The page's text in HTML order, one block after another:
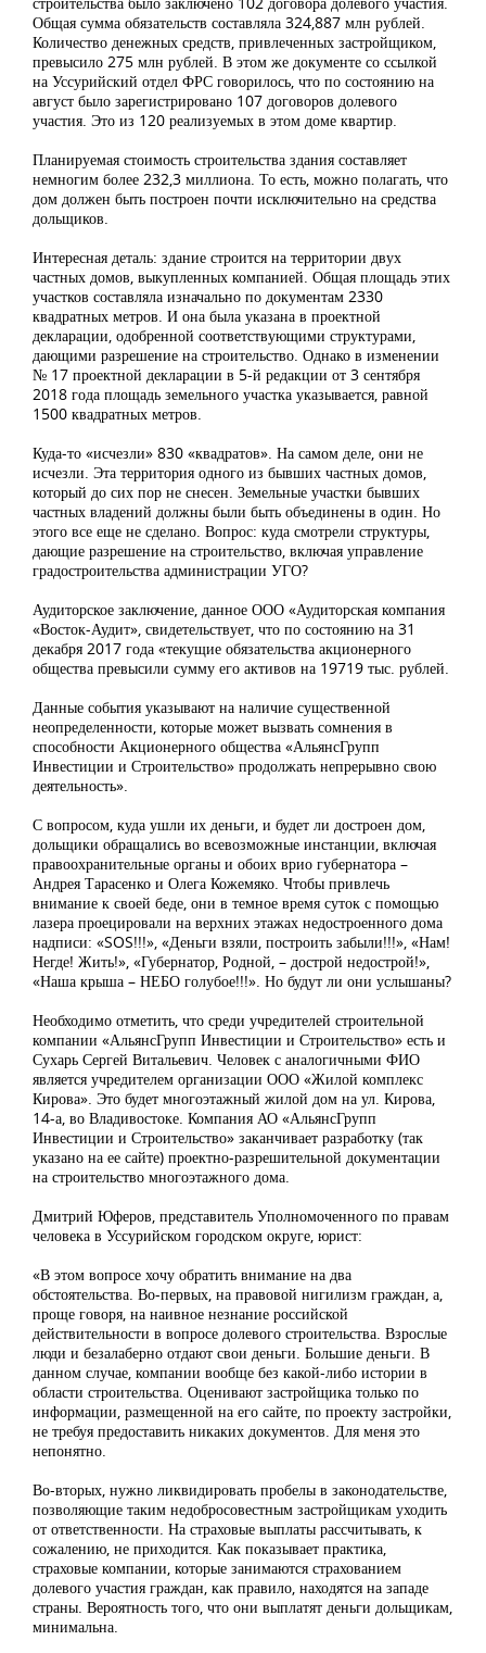
Общая сумма обязательств составляла 324,887 млн рублей.
Количество денежных средств, привлеченных застройщиком,
превысило 275 млн рублей. В этом же документе со ссылкой
на Уссурийский отдел ФРС говорилось, что по состоянию на
август было зарегистрировано 107 договоров долевого
участия. Это из 120 реализуемых в этом доме квартир.
Планируемая стоимость строительства здания составляет
немногим более 232,3 миллиона. То есть, можно полагать, что
дом должен быть построен почти исключительно на средства
дольщиков.
Интересная деталь: здание строится на территории двух
частных домов, выкупленных компанией. Общая площадь этих
участков составляла изначально по документам 2330
квадратных метров. И она была указана в проектной
декларации, одобренной соответствующими структурами,
дающими разрешение на строительство. Однако в изменении
№ 17 проектной декларации в 5-й редакции от 3 сентября
2018 года площадь земельного участка указывается, равной
1500 квадратных метров.
Куда-то «исчезли» 830 «квадратов». На самом деле, они не
исчезли. Эта территория одного из бывших частных домов,
который до сих пор не снесен. Земельные участки бывших
частных владений должны были быть объединены в один. Но
этого все еще не сделано. Вопрос: куда смотрели структуры,
дающие разрешение на строительство, включая управление
градостроительства администрации УГО?
Аудиторское заключение, данное ООО «Аудиторская компания
«Восток-Аудит», свидетельствует, что по состоянию на 31
декабря 2017 года «текущие обязательства акционерного
общества превысили сумму его активов на 19719 тыс. рублей.
Данные события указывают на наличие существенной
неопределенности, которые может вызвать сомнения в
способности Акционерного общества «АльянсГрупп
Инвестиции и Строительство» продолжать непрерывно свою
деятельность».
С вопросом, куда ушли их деньги, и будет ли достроен дом,
дольщики обращались во всевозможные инстанции, включая
правоохранительные органы и обоих врио губернатора –
Андрея Тарасенко и Олега Кожемяко. Чтобы привлечь
внимание к своей беде, они в темное время суток с помощью
лазера проецировали на верхних этажах недостроенного дома
надписи: «SOS!!!», «Деньги взяли, построить забыли!!!», «Нам!
Негде! Жить!», «Губернатор, Родной, – дострой недострой!»,
«Наша крыша – НЕБО голубое!!!». Но будут ли они услышаны?
Необходимо отметить, что среди учредителей строительной
компании «АльянсГрупп Инвестиции и Строительство» есть и
Сухарь Сергей Витальевич. Человек с аналогичными ФИО
является учредителем организации ООО «Жилой комплекс
Кирова». Это будет многоэтажный жилой дом на ул. Кирова,
14-а, во Владивостоке. Компания АО «АльянсГрупп
Инвестиции и Строительство» заканчивает разработку (так
указано на ее сайте) проектно-разрешительной документации
на строительство многоэтажного дома.
Дмитрий Юферов, представитель Уполномоченного по правам
человека в Уссурийском городском округе, юрист:
«В этом вопросе хочу обратить внимание на два
обстоятельства. Во-первых, на правовой нигилизм граждан, а,
проще говоря, на наивное незнание российской
действительности в вопросе долевого строительства. Взрослые
люди и безалаберно отдают свои деньги. Большие деньги. В
данном случае, компании вообще без какой-либо истории в
области строительства. Оценивают застройщика только по
информации, размещенной на его сайте, по проекту застройки,
не требуя предоставить никаких документов. Для меня это
непонятно.
Во-вторых, нужно ликвидировать пробелы в законодательстве,
позволяющие таким недобросовестным застройщикам уходить
от ответственности. На страховые выплаты рассчитывать, к
сожалению, не приходится. Как показывает практика,
страховые компании, которые занимаются страхованием
долевого участия граждан, как правило, находятся на западе
страны. Вероятность того, что они выплатят деньги дольщикам,
минимальна.